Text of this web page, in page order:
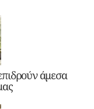
άμεσα